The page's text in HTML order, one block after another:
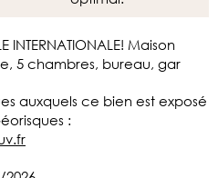
INTERNATIONALE! Maison
5 chambres, bureau, gar
auxquels ce bien est exposé
: